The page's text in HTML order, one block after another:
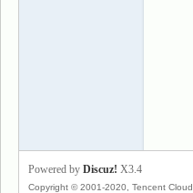
Powered by Discuz! X3.4
Copyright © 2001-2020, Tencent Cloud.